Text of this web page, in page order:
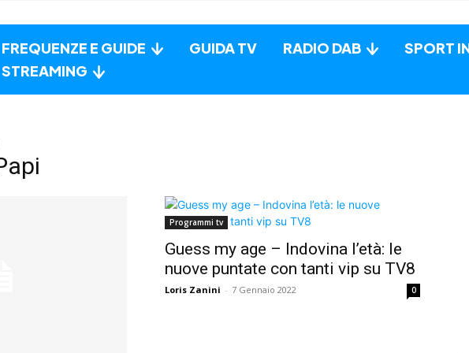
FREQUENZE E GUIDE GUIDA TV RADIO DAB SPORT
STREAMING
Programmi tv
Guess my age – Indovina l’età: le
nuove puntate con tanti vip su TV8
Loris Zanini - 7 Gennaio 2022 0